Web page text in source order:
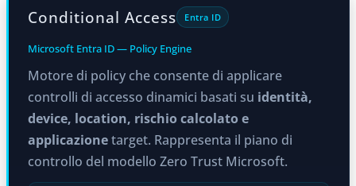
Conditional Access Entra ID
Microsoft Entra ID — Policy Engine
Motore di policy che consente di applicare
controlli di accesso dinamici basati su identità,
device, location, rischio calcolato e
applicazionetarget. Rappresenta il piano di
controllo del modello Zero Trust Microsoft.